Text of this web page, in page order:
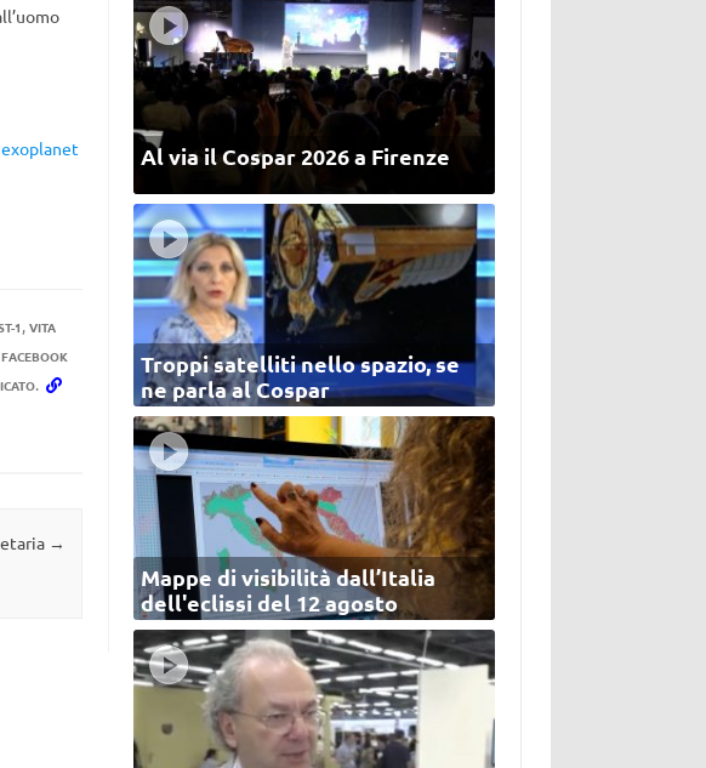
1 , VITA
.
→
Al via il Cospar 2026 a Firenze
Troppi satelliti nello spazio, se
ne parla al Cospar
Mappe di visibilità dall’Italia
dell'eclissi del 12 agosto